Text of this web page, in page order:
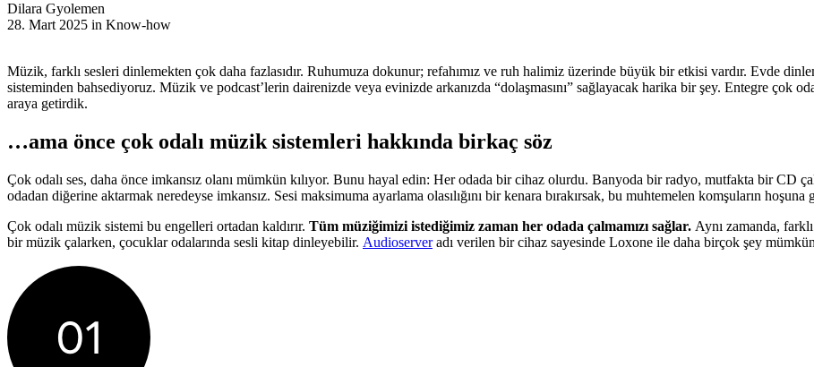
Dilara Gyolemen
28. Mart 2025 in Know-how
Müzik, farklı sesleri dinlemekten çok daha fazlasıdır. Ruhumuza dokunur; refahımız ve ruh halimiz üzerinde büyük bir etkisi vardır. Evde
sisteminden bahsediyoruz. Müzik ve podcast’lerin dairenizde veya evinizde arkanızda “dolaşmasını” sağlayacak harika bir şey. Entegre çok
araya getirdik.
…ama önce çok odalı müzik sistemleri hakkında birkaç söz
Çok odalı ses, daha önce imkansız olanı mümkün kılıyor. Bunu hayal edin: Her odada bir cihaz olurdu. Banyoda bir radyo, mutfakta bir CD
odadan diğerine aktarmak neredeyse imkansız. Sesi maksimuma ayarlama olasılığını bir kenara bırakırsak, bu muhtemelen komşuların hoşuna
Çok odalı müzik sistemi bu engelleri ortadan kaldırır. Tüm müziğimizi istediğimiz zaman her odada çalmamızı sağlar. Aynı zamanda,
bir müzik çalarken, çocuklar odalarında sesli kitap dinleyebilir. Audioserveradı verilen bir cihaz sayesinde Loxone ile daha birçok şey